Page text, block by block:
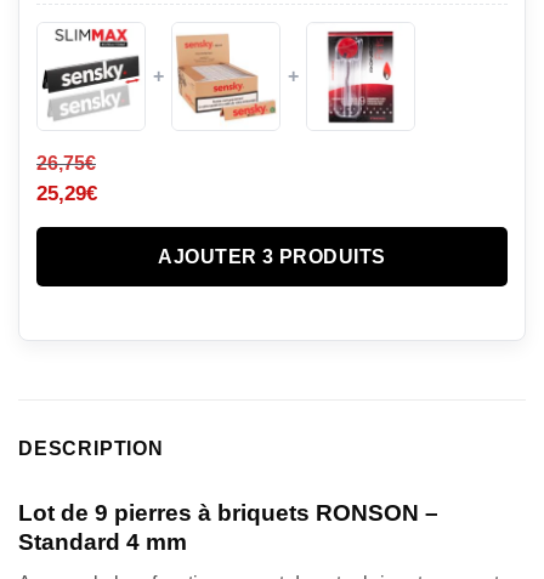
+ +
26,75€
25,29€
AJOUTER 3 PRODUITS
DESCRIPTION
Lot de 9 pierres à briquets RONSON –
Standard 4 mm